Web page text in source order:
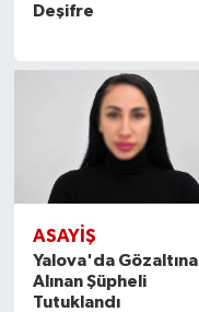
Deşifre
ASAYİŞ
Yalova'da Gözaltına
Alınan Şüpheli
Tutuklandı